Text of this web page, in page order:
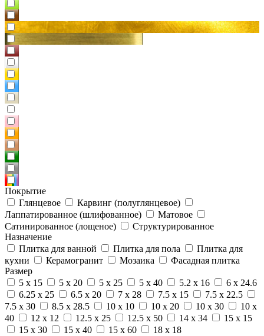
Покрытие
Глянцевое
Карвинг (полуглянцевое)
Лаппатированное (шлифованное)
Матовое
Сатинированное (лощеное)
Структурированное
Назначение
Плитка для ванной
Плитка для пола
Плитка для
кухни
Керамогранит Мозаика
Фасадная плитка
Размер
5 x 15
5 x 20 5 x 25 5 x 40 5.2 x 16
6 x 24.6
6.25 x 25
6.5 x 20 7 x 28 7.5 x 15
7.5 x 22.5
7.5 x 30
8.5 x 28.5 10 x 10 10 x 20 10 x 30
10 x
40
12 x 12 12.5 x 25 12.5 x 50 14 x 34
15 x 15
15 x 30
15 x 40 15 x 60
18 x 18